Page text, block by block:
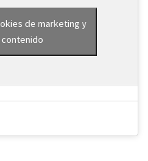
de marketing y